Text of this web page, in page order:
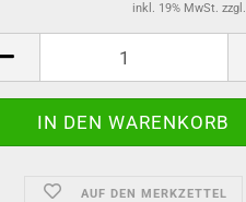
inkl. 19% MwSt. zzgl.
AUF DEN MERKZETTEL